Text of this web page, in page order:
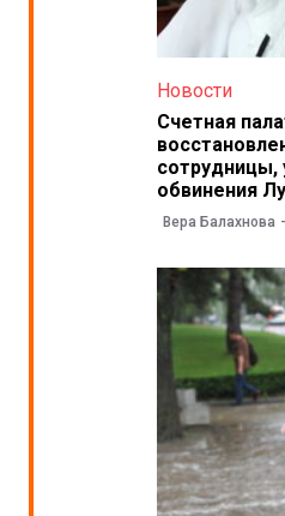
Новости
Счетная
сотрудницы,
обвинения
Вера Балахнова